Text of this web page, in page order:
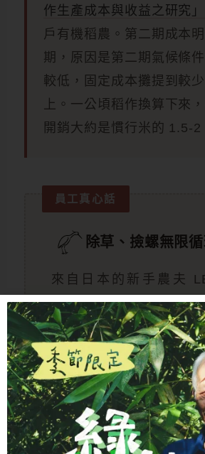
作生產成本與收益之研究」
戶有機稻農。第二期成本
期，原因是第二期氣候條
較低，固定成本攤提到較
上。一公頃稻作換算下來
開銷大約是慣行米的 1.5-2
員工真心話
除草、撿螺無限
來自日本的新手農夫
「慢島生活」一起學習
2023 年在員山深溝接手
地的田，一路陪伴自己親
稻成長到收成，深刻體會
的辛勞。那一年的除草、
的沒完沒了的循環。
—